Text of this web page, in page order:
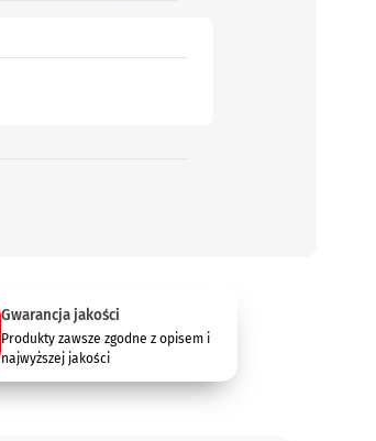
Gwarancja jakości
Produkty zawsze zgodne z opisem i
najwyższej jakości